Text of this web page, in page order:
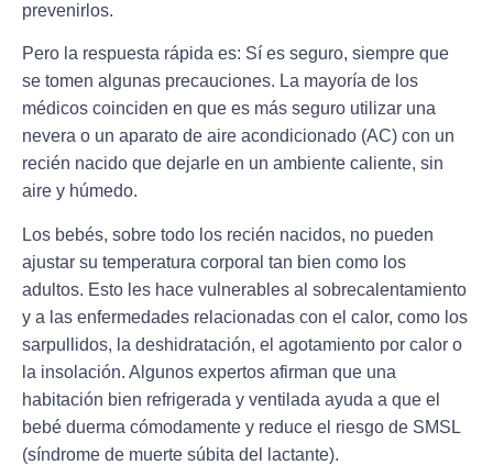
prevenirlos.
Pero la respuesta rápida es: Sí es seguro, siempre que
se tomen algunas precauciones. La mayoría de los
médicos coinciden en que es más seguro utilizar una
nevera o un aparato de aire acondicionado (AC) con un
recién nacido que dejarle en un ambiente caliente, sin
aire y húmedo.
Los bebés, sobre todo los recién nacidos, no pueden
ajustar su temperatura corporal tan bien como los
adultos. Esto les hace vulnerables al sobrecalentamiento
y a las enfermedades relacionadas con el calor, como los
sarpullidos, la deshidratación, el agotamiento por calor o
la insolación. Algunos expertos afirman que una
habitación bien refrigerada y ventilada ayuda a que el
bebé duerma cómodamente y reduce el riesgo de SMSL
(síndrome de muerte súbita del lactante).